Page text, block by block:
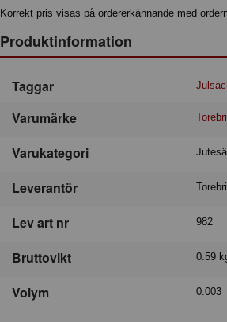
Korrekt pris visas på ordererkännande med
Produktinformation
Taggar
Varumärke
Varukategori
Leverantör
Lev art nr 982
Bruttovikt 0.59
Volym 0.003